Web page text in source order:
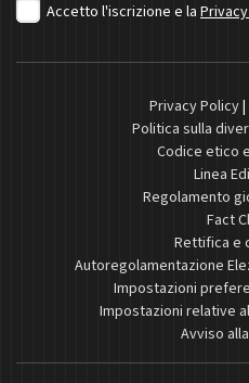
Accetto l'iscrizione e la
Privacy Policy|
Politica sulla
Codice etico
Linea
Regolamento
Fact
Rettifica e
Autoregolamentazione
Impostazioni
Impostazioni relative
Avviso